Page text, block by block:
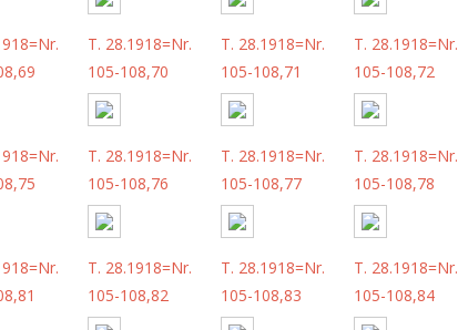
T. 28.1918=Nr.
105-108,70
T. 28.1918=Nr.
105-108,71
T. 28.1918=Nr.
105-108,72
T. 28.1918=Nr.
105-108,76
T. 28.1918=Nr.
105-108,77
T. 28.1918=Nr.
105-108,78
T. 28.1918=Nr.
105-108,82
T. 28.1918=Nr.
105-108,83
T. 28.1918=Nr.
105-108,84